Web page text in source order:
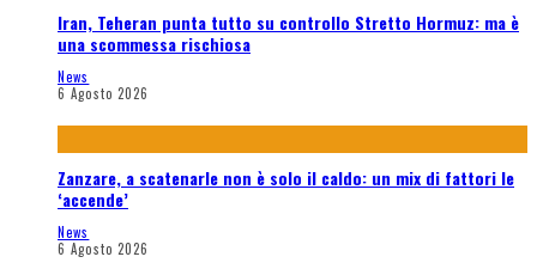
Iran, Teheran punta tutto su controllo Stretto Hormuz: ma è
una scommessa rischiosa
News
6 Agosto 2026
Zanzare, a scatenarle non è solo il caldo: un mix di fattori le
‘accende’
News
6 Agosto 2026